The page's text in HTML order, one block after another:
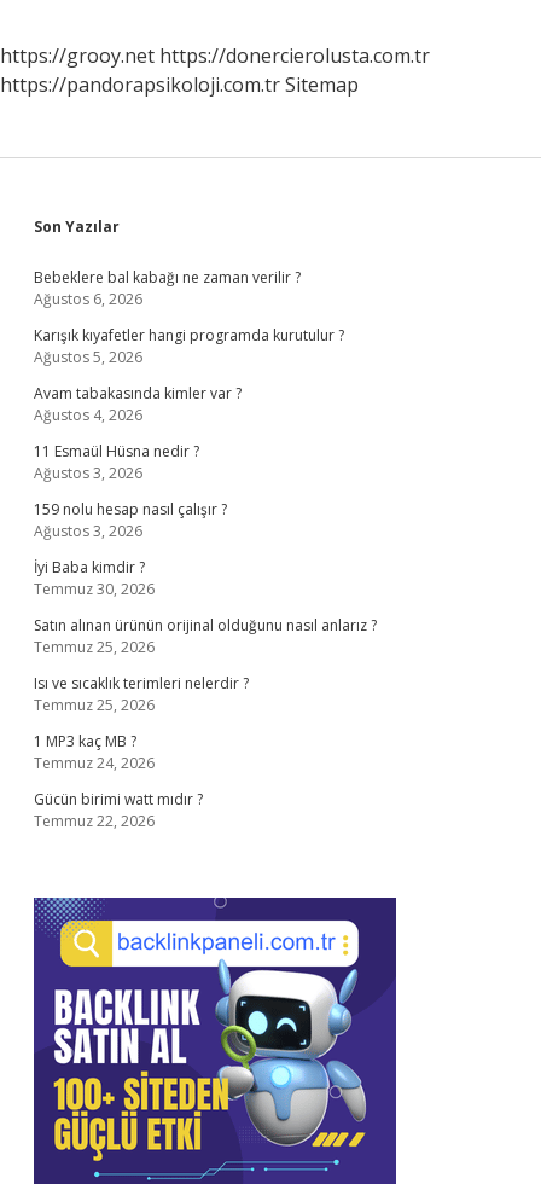
https://grooy.net https://donercierolusta.com.tr
https://pandorapsikoloji.com.trSitemap
Sidebar
Son Yazılar
Bebeklere bal kabağı ne zaman verilir ?
Ağustos 6, 2026
Karışık kıyafetler hangi programda kurutulur ?
Ağustos 5, 2026
Avam tabakasında kimler var ?
Ağustos 4, 2026
11 Esmaül Hüsna nedir ?
Ağustos 3, 2026
159 nolu hesap nasıl çalışır ?
Ağustos 3, 2026
İyi Baba kimdir ?
Temmuz 30, 2026
Satın alınan ürünün orijinal olduğunu nasıl anlarız ?
Temmuz 25, 2026
Isı ve sıcaklık terimleri nelerdir ?
Temmuz 25, 2026
1 MP3 kaç MB ?
Temmuz 24, 2026
Gücün birimi watt mıdır ?
Temmuz 22, 2026